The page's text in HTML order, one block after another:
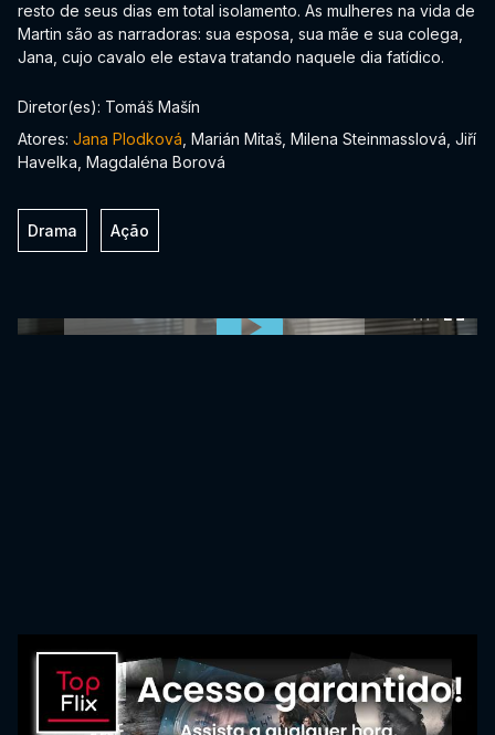
resto de seus dias em total isolamento. As mulheres na vida de
Martin são as narradoras: sua esposa, sua mãe e sua colega,
Jana, cujo cavalo ele estava tratando naquele dia fatídico.
Diretor(es): Tomáš Mašín
Atores: Jana Plodková , Marián Mitaš, Milena Steinmasslová, Jiří
Havelka, Magdaléna Borová
Drama Ação